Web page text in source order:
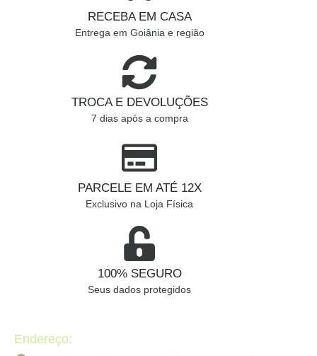
RECEBA EM CASA
Entrega em Goiânia e região
TROCA E DEVOLUÇÕES
7 dias após a compra
PARCELE EM ATÉ 12X
Exclusivo na Loja Física
100% SEGURO
Seus dados protegidos
Endereço: